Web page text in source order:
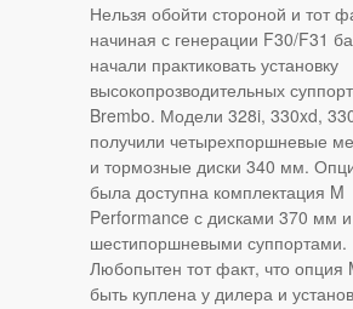
Нельзя обойти стороной и тот
начиная с генерации F30/F31
начали практиковать установку
высокопрозводительных
Brembo. Модели 328i, 330xd,
получили четырехпоршневые
и тормозные диски 340 мм.
была доступна комплектация M
Performance с дисками 370 мм и
шестипоршневыми суппортами.
Любопытен тот факт, что опция
быть куплена у дилера и